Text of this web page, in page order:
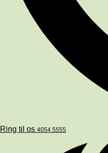
Ring til os 4054 5555